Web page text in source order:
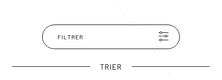
particularité de Takayama. Faites un tour aux fameux
"marchés du matin" où les femmes des fermiers locaux
viennent vendre leurs produits frais. On peut déguster
FILTRER
TRIER